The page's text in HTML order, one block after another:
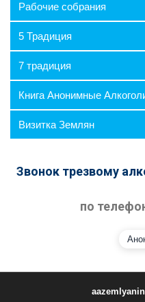
Рабочие собрания
5 Традиция
7 традиция
Книга Анонимные
Визитка Землян
Звонок трезвому
по
в